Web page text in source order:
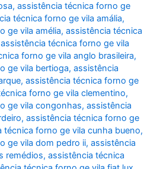
,assistência técnica forno ge
técnica forno ge vila amália,
ge vila amélia,assistência técnica
assistência técnica forno ge vila
forno ge vila anglo brasileira,
ge vila bertioga,assistência
,assistência técnica forno ge
forno ge vila clementino,
ge vila congonhas,assistência
,assistência técnica forno ge
técnica forno ge vila cunha bueno,
ge vila dom pedro ii,assistência
remédios,assistência técnica